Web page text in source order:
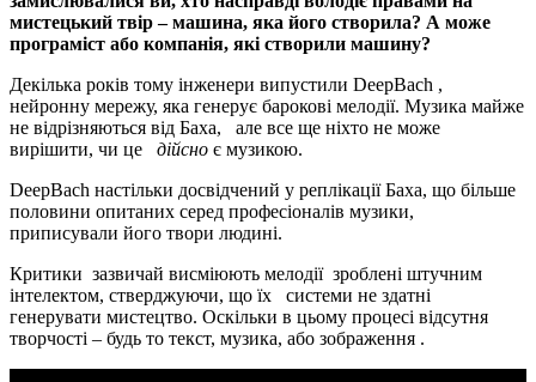
мистецький твір – машина, яка його створила? А може
програміст або компанія, які створили машину?
Декілька років тому інженери випустили DeepBach ,
нейронну мережу, яка генерує барокові мелодії. Музика майже
не відрізняються від Баха, але все ще ніхто не може
вирішити, чи це дійсно є музикою.
DeepBach настільки досвідчений у реплікації Баха, що більше
половини опитаних серед професіоналів музики,
приписували його твори людині.
Критики зазвичай висміюють мелодії зроблені штучним
інтелектом, стверджуючи, що їх системи не здатні
генерувати мистецтво. Оскільки в цьому процесі відсутня
творчості – будь то текст, музика, або зображення .